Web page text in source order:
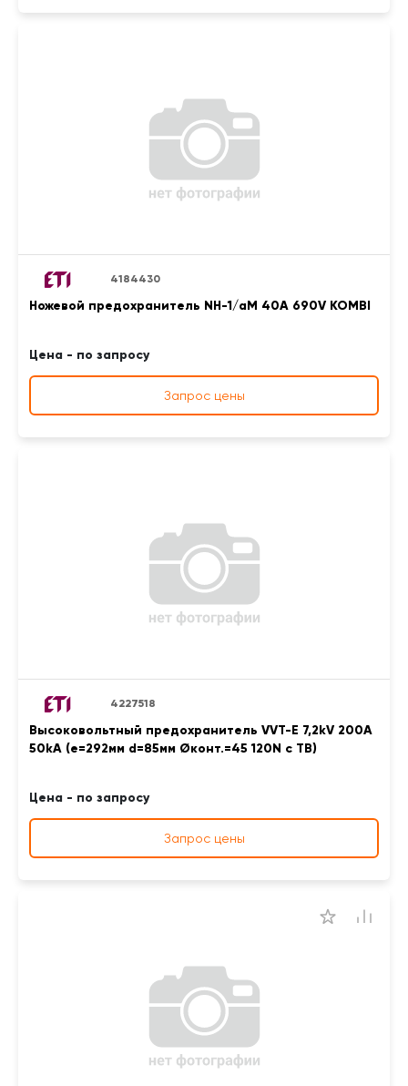
4184430
Ножевой предохранитель NH-1/aM 40A 690V KOMBI
Цена - по запросу
Запрос цены
4227518
Высоковольтный предохранитель VVT-E 7,2kV 200A
50kA (e=292мм d=85мм Øконт.=45 120N с ТВ)
Цена - по запросу
Запрос цены